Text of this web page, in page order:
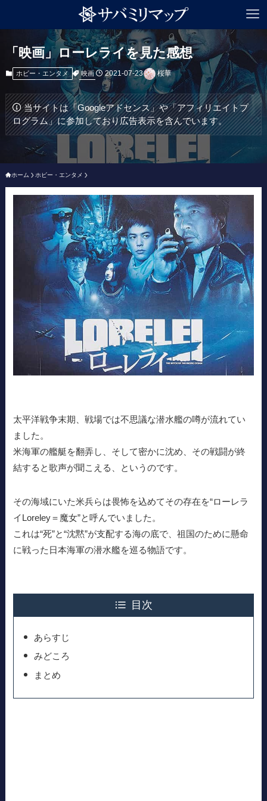
「映画」ローレライを見た感想
ホビー・エンタメ 映画 2021-07-23 桜華
当サイトは「Googleアドセンス」や「アフィリエイトプ
ログラム」に参加しており広告表示を含んでいます。
ホーム ホビー・エンタメ
太平洋戦争末期、戦場では不思議な潜水艦の噂が流れてい
ました。
米海軍の艦艇を翻弄し、そして密かに沈め、その戦闘が終
結すると歌声が聞こえる、というのです。
その海域にいた米兵らは畏怖を込めてその存在を“ローレラ
イLoreley＝魔女”と呼んでいました。
これは“死”と“沈黙”が支配する海の底で、祖国のために懸命
に戦った日本海軍の潜水艦を巡る物語です。
目次
あらすじ
みどころ
まとめ